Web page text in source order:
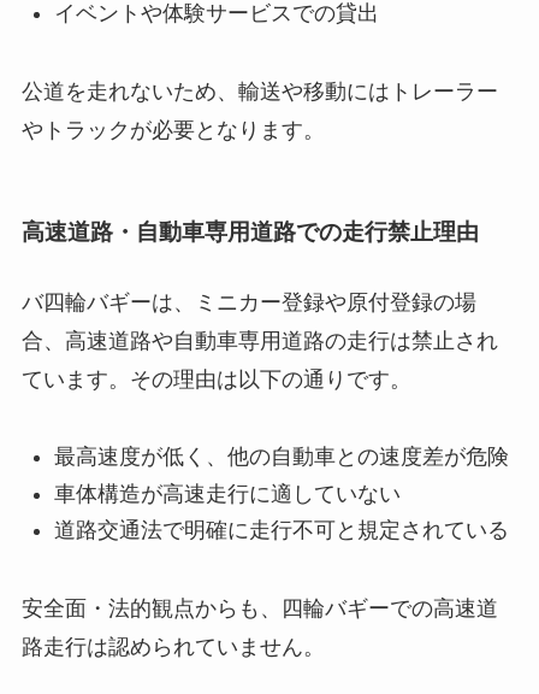
イベントや体験サービスでの貸出
公道を走れないため、輸送や移動にはトレーラー
やトラックが必要となります。
高速道路・自動車専用道路での走行禁止理由
バ四輪バギーは、ミニカー登録や原付登録の場
合、高速道路や自動車専用道路の走行は禁止され
ています。その理由は以下の通りです。
最高速度が低く、他の自動車との速度差が危険
車体構造が高速走行に適していない
道路交通法で明確に走行不可と規定されている
安全面・法的観点からも、四輪バギーでの高速道
路走行は認められていません。